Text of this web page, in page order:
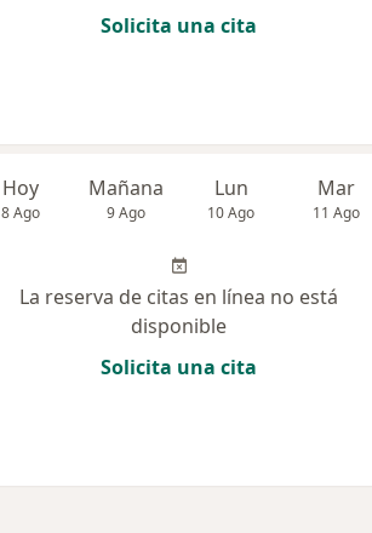
Solicita una cita
Hoy
8 Ago
Mañana
9 Ago
Lun
10 Ago
Mar
11 Ago
La reserva de citas en línea no está
disponible
Solicita una cita